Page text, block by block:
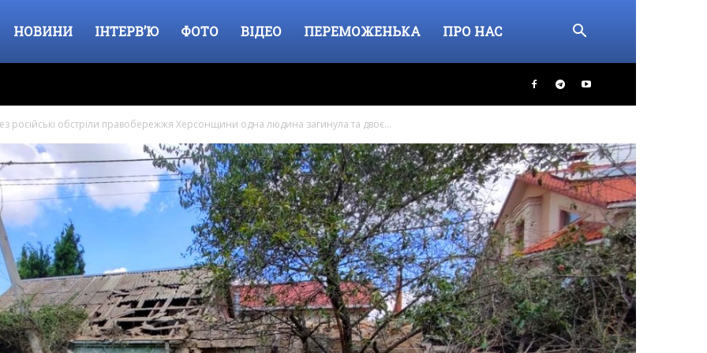
НОВИНИ ІНТЕРВ’Ю ФОТО ВІДЕО ПЕРЕМОЖЕНЬКА ПРО НАС
російські обстріли правобережжя Херсонщини одна людина загинула та двоє...